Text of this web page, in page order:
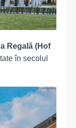
Regală (Hof
în secolul